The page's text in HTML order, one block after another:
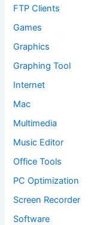
FTP Clients
Games
Graphics
Graphing Tool
Internet
Mac
Multimedia
Music Editor
Office Tools
PC Optimization
Screen Recorder
Software